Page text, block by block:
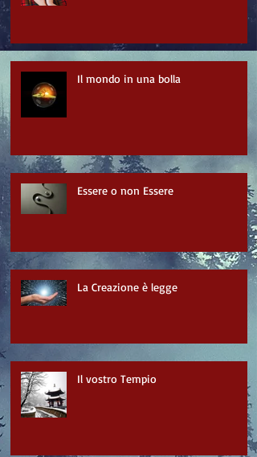
Il mondo in una bolla
Essere o non Essere
La Creazione è legge
Il vostro Tempio